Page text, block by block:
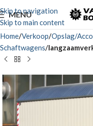
Skip to navigation
Skip to main content
MENU
Home Verkoop Opslag/
Schaftwagens